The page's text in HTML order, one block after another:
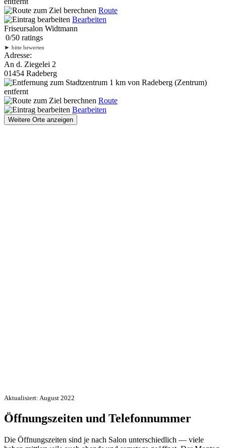
Route
Bearbeiten
Friseursalon Widtmann
0/50 ratings
► bitte bewerten
Adresse:
An d. Ziegelei 2
01454 Radeberg
1 km von Radeberg (Zentrum)
entfernt
Route
Bearbeiten
Weitere Orte anzeigen
Aktualisiert: August 2022
Öffnungszeiten und Telefonnummer
Die Öffnungszeiten sind je nach Salon unterschiedlich — viele